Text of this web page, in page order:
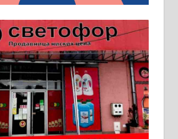
завршних радова
хидроизолације и
061/25-28-058
потребан возач са Б
064/02-85-511